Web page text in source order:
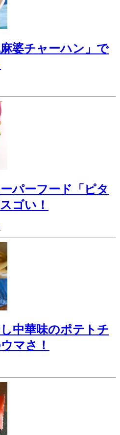
婆チャーハン」で
パーフード「ピタ
ゴい！
中華味のポテトチ
マさ！